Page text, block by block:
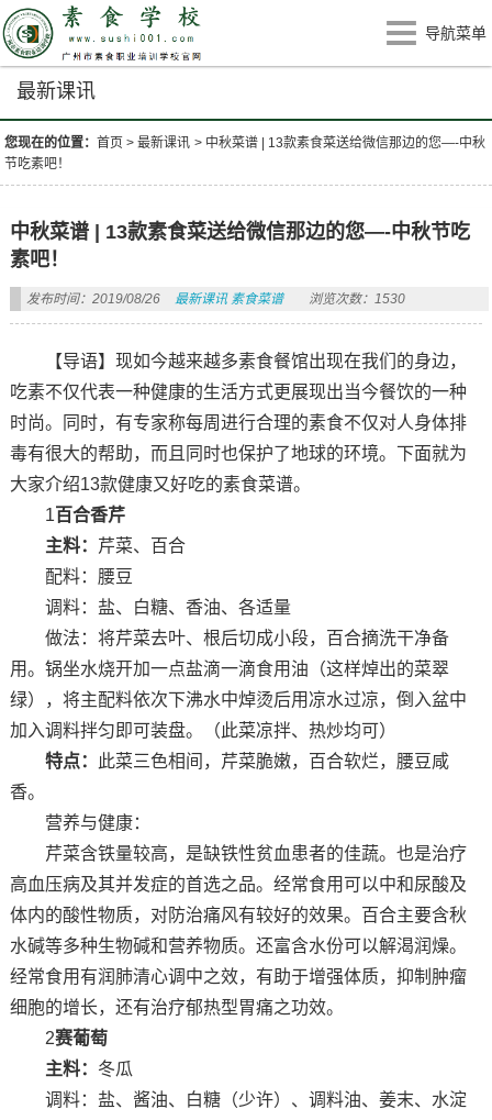
导航菜单
最新课讯
您现在的位置：首页 >最新课讯 > 中秋菜谱 | 13款素食菜送给微信那边的您—-中秋
节吃素吧！
中秋菜谱 | 13款素食菜送给微信那边的您—-中秋节吃
素吧！
发布时间：2019/08/26 最新课讯 素食菜谱 浏览次数：1530
【导语】现如今越来越多素食餐馆出现在我们的身边，
吃素不仅代表一种健康的生活方式更展现出当今餐饮的一种
时尚。同时，有专家称每周进行合理的素食不仅对人身体排
毒有很大的帮助，而且同时也保护了地球的环境。下面就为
大家介绍13款健康又好吃的素食菜谱。
1百合香芹
主料： 芹菜、百合
配料：腰豆
调料：盐、白糖、香油、各适量
做法：将芹菜去叶、根后切成小段，百合摘洗干净备
用。锅坐水烧开加一点盐滴一滴食用油（这样焯出的菜翠
绿），将主配料依次下沸水中焯烫后用凉水过凉，倒入盆中
加入调料拌匀即可装盘。（此菜凉拌、热炒均可）
特点：
此菜三色相间，芹菜脆嫩，百合软烂，腰豆咸
香。
营养与健康：
芹菜含铁量较高，是缺铁性贫血患者的佳蔬。也是治疗
高血压病及其并发症的首选之品。经常食用可以中和尿酸及
体内的酸性物质，对防治痛风有较好的效果。百合主要含秋
水碱等多种生物碱和营养物质。还富含水份可以解渴润燥。
经常食用有润肺清心调中之效，有助于增强体质，抑制肿瘤
细胞的增长，还有治疗郁热型胃痛之功效。
2赛葡萄
主料： 冬瓜
调料：盐、酱油、白糖（少许）、调料油、姜末、水淀